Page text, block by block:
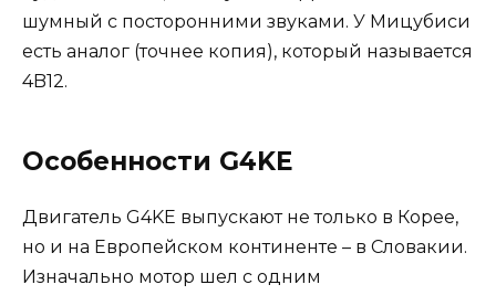
шумный с посторонними звуками. У Мицубиси
есть аналог (точнее копия), который называется
4B12.
Особенности G4KE
Двигатель G4KE выпускают не только в Корее,
но и на Европейском континенте – в Словакии.
Изначально мотор шел с одним